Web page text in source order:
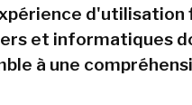
d'utilisation
et informatiques
à une